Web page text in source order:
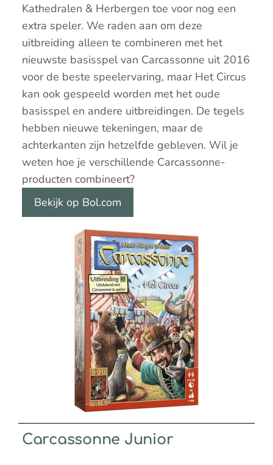
Kathedralen & Herbergen toe voor nog een
extra speler. We raden aan om deze
uitbreiding alleen te combineren met het
nieuwste basisspel van Carcassonne uit 2016
voor de beste speelervaring, maar Het Circus
kan ook gespeeld worden met het oude
basisspel en andere uitbreidingen. De tegels
hebben nieuwe tekeningen, maar de
achterkanten zijn hetzelfde gebleven. Wil je
weten hoe je verschillende Carcassonne-
producten combineert?
Bekijk op Bol.com
Carcassonne Junior